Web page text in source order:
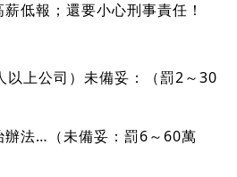
低報；還要小心刑事責任！
以上公司）未備妥：（罰2～30
辦法…（未備妥：罰6～60萬